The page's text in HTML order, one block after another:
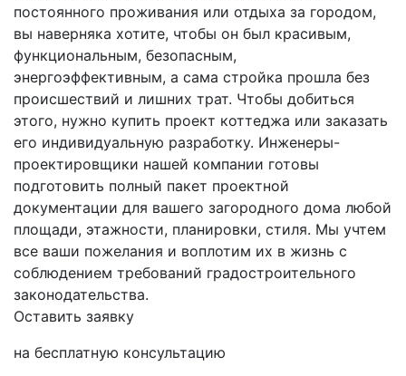
постоянного проживания или отдыха за городом,
вы наверняка хотите, чтобы он был красивым,
функциональным, безопасным,
энергоэффективным, а сама стройка прошла без
происшествий и лишних трат. Чтобы добиться
этого, нужно купить проект коттеджа или заказать
его индивидуальную разработку. Инженеры-
проектировщики нашей компании готовы
подготовить полный пакет проектной
документации для вашего загородного дома любой
площади, этажности, планировки, стиля. Мы учтем
все ваши пожелания и воплотим их в жизнь с
соблюдением требований градостроительного
законодательства.
Оставить заявку
на бесплатную консультацию